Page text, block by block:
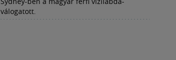
válogatott.